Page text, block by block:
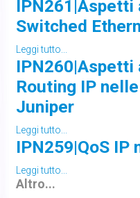
Switched
Leggi tutto...
IPN260|Aspetti
Routing IP
Juniper
Leggi tutto...
IPN259|QoS IP
Leggi tutto...
Altro...